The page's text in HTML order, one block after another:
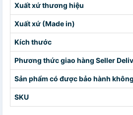
Xuất xứ thương hiệu
Xuất xứ (Made in)
Kích thước
Phương thức giao hàng Seller
Sản phẩm có được bảo hành
SKU